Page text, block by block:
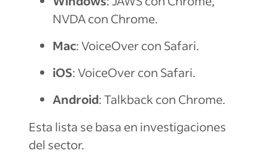
NVDA con Chrome.
Mac: VoiceOver con Safari.
iOS: VoiceOver con Safari.
Android: Talkback con Chrome.
Esta lista se basa en investigaciones
del sector.